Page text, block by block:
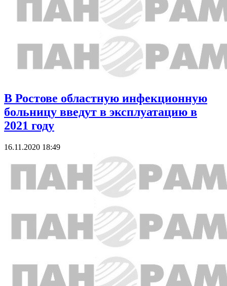
В Ростове областную инфекционную
больницу введут в эксплуатацию в
2021 году
16.11.2020 18:49